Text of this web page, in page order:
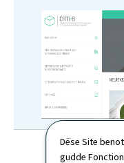
Dëse Site
gudde